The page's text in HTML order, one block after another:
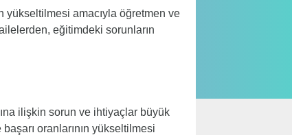
yükseltilmesi amacıyla öğretmen ve
eğitimdeki sorunların
ilişkin sorun ve ihtiyaçlar büyük
oranlarının yükseltilmesi